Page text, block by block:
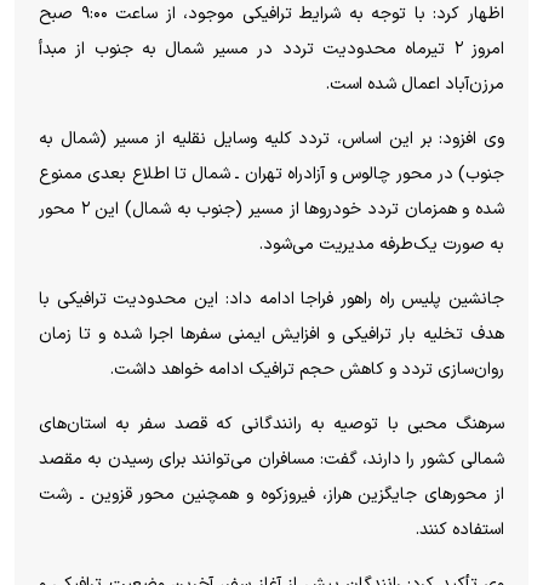
اظهار کرد: با توجه به شرایط ترافیکی موجود، از ساعت ۹:۰۰ صبح
امروز ۲ تیرماه محدودیت تردد در مسیر شمال به جنوب از مبدأ
مرزن‌آباد اعمال شده است.
وی افزود: بر این اساس، تردد کلیه وسایل نقلیه از مسیر (شمال به
جنوب) در محور چالوس و آزادراه تهران ـ شمال تا اطلاع بعدی ممنوع
شده و همزمان تردد خودروها از مسیر (جنوب به شمال) این ۲ محور
به صورت یک‌طرفه مدیریت می‌شود.
جانشین پلیس راه راهور فراجا ادامه داد: این محدودیت ترافیکی با
هدف تخلیه بار ترافیکی و افزایش ایمنی سفرها اجرا شده و تا زمان
روان‌سازی تردد و کاهش حجم ترافیک ادامه خواهد داشت.
سرهنگ محبی با توصیه به رانندگانی که قصد سفر به استان‌های
شمالی کشور را دارند، گفت: مسافران می‌توانند برای رسیدن به مقصد
از محورهای جایگزین هراز، فیروزکوه و همچنین محور قزوین ـ رشت
استفاده کنند.